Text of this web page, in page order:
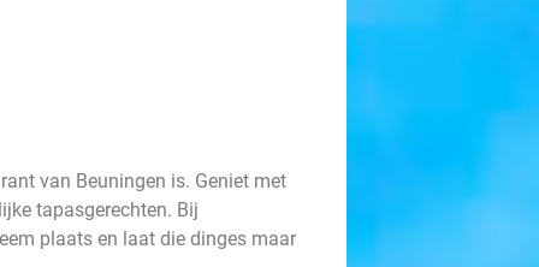
van Beuningen is. Geniet met
tapasgerechten. Bij
plaats en laat die dinges maar